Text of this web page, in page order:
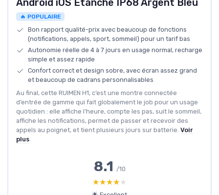
Android iOS Etanche IP68 Argent Bleu
🔥 POPULAIRE
Bon rapport qualité-prix avec beaucoup de fonctions
(notifications, appels, sport, sommeil) pour un tarif bas
Autonomie réelle de 4 à 7 jours en usage normal, recharge
simple et assez rapide
Confort correct et design sobre, avec écran assez grand
et beaucoup de cadrans personnalisables
Au final, cette RUIMEN H1, c’est une montre connectée
d’entrée de gamme qui fait globalement le job pour un usage
quotidien : elle affiche l’heure, compte les pas, suit le sommeil,
affiche les notifications, permet de passer et recevoir des
appels au poignet, et tient plusieurs jours sur batterie. Voir
plus
8.1 /10
★★★★★
★★★★★